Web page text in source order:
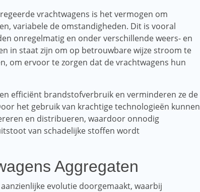
vrachtwagens is het vermogen om
variabele de omstandigheden. Dit is vooral
onregelmatig en onder verschillende weers- en
in staat zijn om op betrouwbare wijze stroom te
om ervoor te zorgen dat de vrachtwagens hun
efficiënt brandstofverbruik en verminderen ze de
het gebruik van krachtige technologieën kunnen
en distribueren, waardoor onnodig
van schadelijke stoffen wordt
Aggregaten
evolutie doorgemaakt, waarbij